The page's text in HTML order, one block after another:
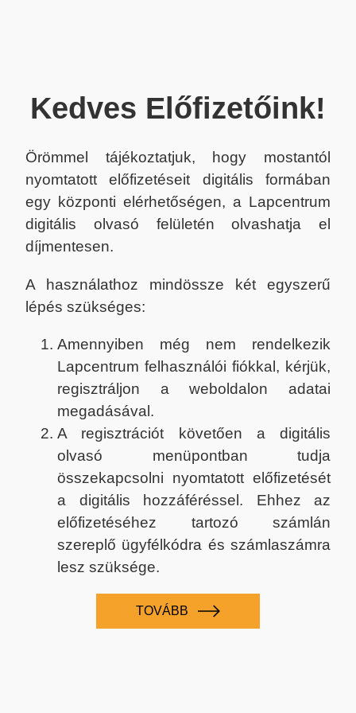
Kedves Előfizetőink!
Örömmel tájékoztatjuk, hogy mostantól
nyomtatott előfizetéseit digitális formában
egy központi elérhetőségen, a Lapcentrum
digitális olvasó felületén olvashatja el
díjmentesen.
A használathoz mindössze két egyszerű
lépés szükséges:
Amennyiben még nem rendelkezik
Lapcentrum felhasználói fiókkal, kérjük,
regisztráljon a weboldalon adatai
megadásával.
A regisztrációt követően a digitális
olvasó menüpontban tudja
összekapcsolni nyomtatott előfizetését
a digitális hozzáféréssel. Ehhez az
előfizetéséhez tartozó számlán
szereplő ügyfélkódra és számlaszámra
lesz szüksége.
TOVÁBB